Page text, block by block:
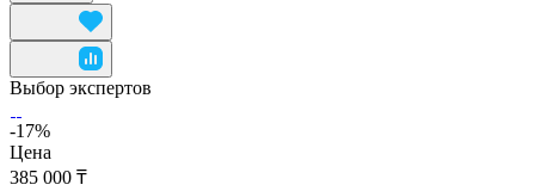
Выбор экспертов
-17%
Цена
385 000 ₸